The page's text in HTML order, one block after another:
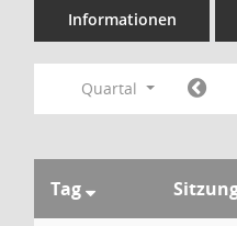
Informationen
Quartal
Tag